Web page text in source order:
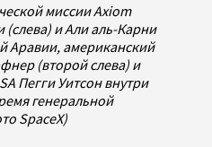
миссии Axiom
(слева) и Али аль-Карни
Аравии, американский
(второй слева) и
Пегги Уитсон внутри
генеральной
SpaceX)